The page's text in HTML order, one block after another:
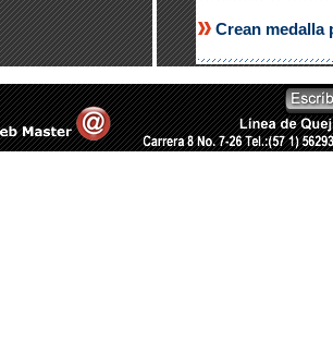
Crean medalla